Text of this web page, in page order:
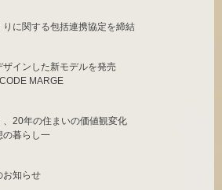
りに関する包括連携協定を締結
インした新モデルを発売
MARGE
、20年の住まいの価値観変化
の暮らし一
お知らせ